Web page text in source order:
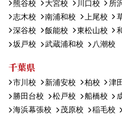
熊谷校 大宮校 川口校 所
志木校
南浦和校 上尾校
深谷校
飯能校 東松山校
坂戸校
武蔵浦和校 八潮校
千葉県
市川校 新浦安校 柏校 津
勝田台校
松戸校 船橋校
海浜幕張校
茂原校 稲毛校